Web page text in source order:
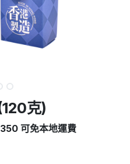
克)
可免本地運費